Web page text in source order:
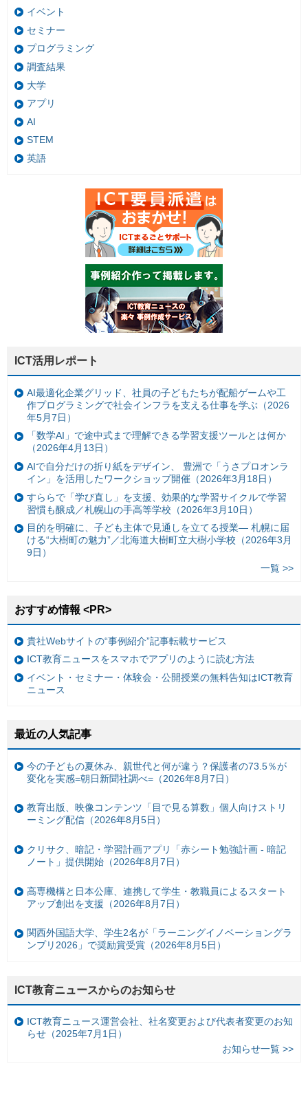
イベント
セミナー
プログラミング
調査結果
大学
アプリ
AI
STEM
英語
ICT活用レポート
AI最適化企業グリッド、社員の子どもたちが配船ゲームや工
作プログラミングで社会インフラを支える仕事を学ぶ（2026
年5月7日）
「数学AI」で途中式まで理解できる学習支援ツールとは何か
（2026年4月13日）
AIで自分だけの折り紙をデザイン、 豊洲で「うさプロオンラ
イン」を活用したワークショップ開催（2026年3月18日）
すららで「学び直し」を支援、効果的な学習サイクルで学習
習慣も醸成／札幌山の手高等学校（2026年3月10日）
目的を明確に、子ども主体で見通しを立てる授業— 札幌に届
ける“大樹町の魅力”／北海道大樹町立大樹小学校（2026年3月
9日）
一覧 >>
おすすめ情報 <PR>
貴社Webサイトの“事例紹介”記事転載サービス
ICT教育ニュースをスマホでアプリのように読む方法
イベント・セミナー・体験会・公開授業の無料告知はICT教育
ニュース
最近の人気記事
今の子どもの夏休み、親世代と何が違う？保護者の73.5％が
変化を実感=朝日新聞社調べ=（2026年8月7日）
教育出版、映像コンテンツ「目で見る算数」個人向けストリ
ーミング配信（2026年8月5日）
クリサク、暗記・学習計画アプリ「赤シート勉強計画 - 暗記
ノート」提供開始（2026年8月7日）
高専機構と日本公庫、連携して学生・教職員によるスタート
アップ創出を支援（2026年8月7日）
関西外国語大学、学生2名が「ラーニングイノベーショングラ
ンプリ2026」で奨励賞受賞（2026年8月5日）
ICT教育ニュースからのお知らせ
ICT教育ニュース運営会社、社名変更および代表者変更のお知
らせ（2025年7月1日）
お知らせ一覧 >>